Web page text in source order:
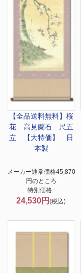
【全品送料無料】 桜
花 高見蘭石 尺五
立 【大特価】 日
本製
メーカー通常価格45,870
円のところ
特別価格
24,530円(税込)